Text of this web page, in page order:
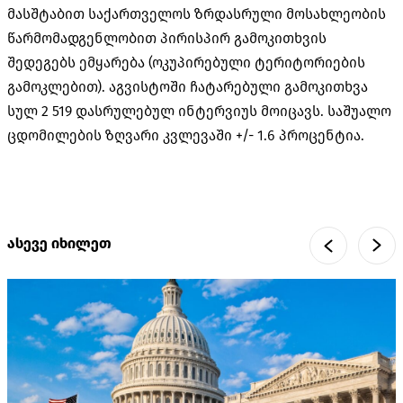
მასშტაბით საქართველოს ზრდასრული მოსახლეობის
წარმომადგენლობით პირისპირ გამოკითხვის
შედეგებს ემყარება (ოკუპირებული ტერიტორიების
გამოკლებით). აგვისტოში ჩატარებული გამოკითხვა
სულ 2 519 დასრულებულ ინტერვიუს მოიცავს. საშუალო
ცდომილების ზღვარი კვლევაში +/- 1.6 პროცენტია.
ასევე იხილეთ